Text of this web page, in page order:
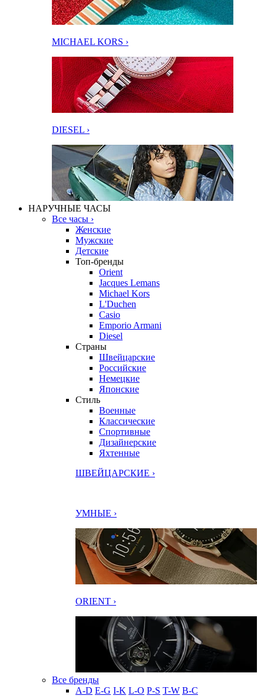
MICHAEL KORS ›
DIESEL ›
НАРУЧНЫЕ ЧАСЫ
Все часы ›
Женские
Мужские
Детские
Топ-бренды
Orient
Jacques Lemans
Michael Kors
L'Duchen
Casio
Emporio Armani
Diesel
Страны
Швейцарские
Российские
Немецкие
Японские
Стиль
Военные
Классические
Спортивные
Дизайнерские
Яхтенные
ШВЕЙЦАРСКИЕ ›
УМНЫЕ ›
ORIENT ›
Все бренды
A-D E-G I-K L-O P-S T-W В-С